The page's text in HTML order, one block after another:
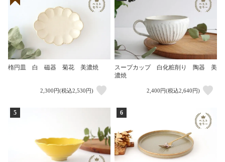
楕円皿 白 磁器 菊花 美濃焼
2,300円(税込2,530円)
スープカップ 白化粧削り 陶器 美
濃焼
2,400円(税込2,640円)
5 6